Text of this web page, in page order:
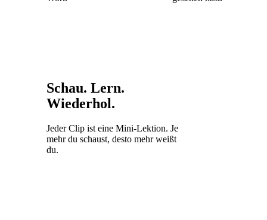
Schau. Lern.
Wiederhol.
Jeder Clip ist eine Mini-Lektion. Je
mehr du schaust, desto mehr weißt
du.